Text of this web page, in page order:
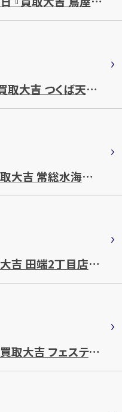
【茨城県つくば市】 8月1日 『買取大吉 つくば天宝喜店』OPEN!!
【茨城県常総市】 8月1日 『買取大吉 常総水海道諏訪店』OPEN!!
【東京都北区】 8月1日 『買取大吉 田端2丁目店』OPEN!!
【福岡県北九州市】 8月1日 『買取大吉 フェスティバルガーデン西港店』OPEN!!